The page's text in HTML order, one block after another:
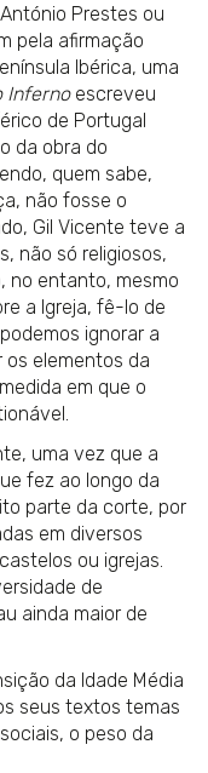
Prestes ou
pela afirmação
Ibérica, uma
Infernoescreveu
de Portugal
da obra do
quem sabe,
não fosse o
Gil Vicente teve a
não só religiosos,
no entanto, mesmo
a Igreja, fê-lo de
ignorar a
os elementos da
em que o
uma vez que a
fez ao longo da
parte da corte, por
em diversos
ou igrejas.
de
ainda maior de
da Idade Média
seus textos temas
o peso da